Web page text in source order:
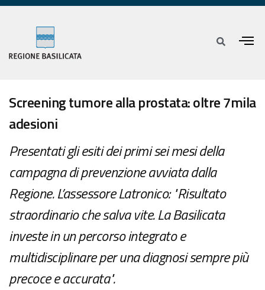
Screening tumore alla prostata: oltre 7mila
adesioni
Presentati gli esiti dei primi sei mesi della
campagna di prevenzione avviata dalla
Regione. L’assessore Latronico: "Risultato
straordinario che salva vite. La Basilicata
investe in un percorso integrato e
multidisciplinare per una diagnosi sempre più
precoce e accurata".